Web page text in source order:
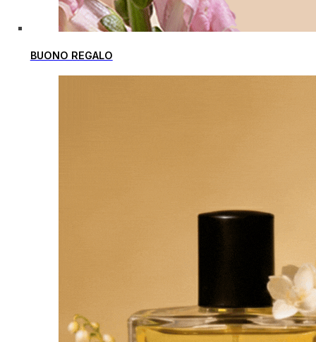
BUONO REGALO